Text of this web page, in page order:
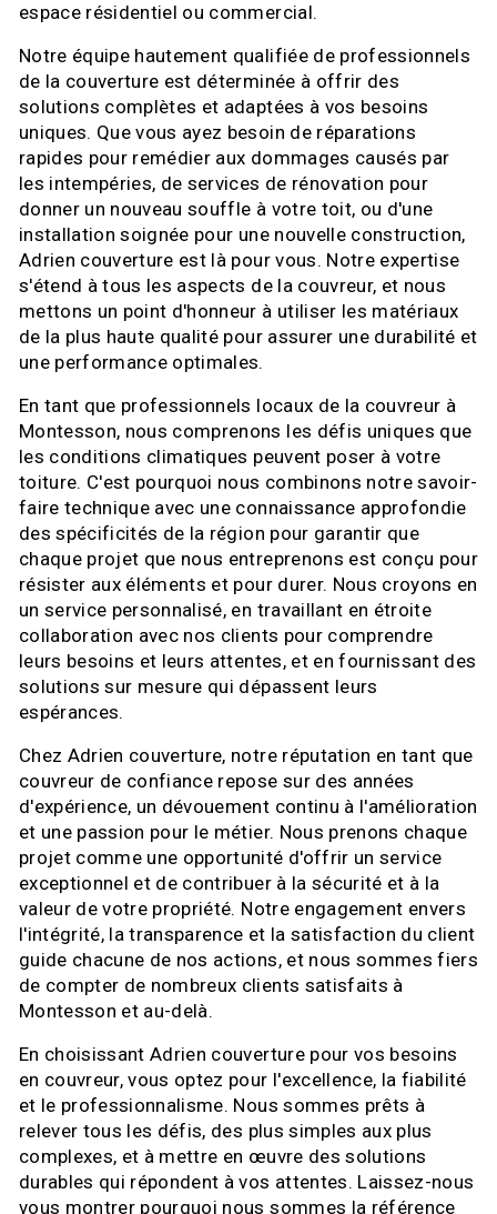
espace résidentiel ou commercial.
Notre équipe hautement qualifiée de professionnels
de la couverture est déterminée à offrir des
solutions complètes et adaptées à vos besoins
uniques. Que vous ayez besoin de réparations
rapides pour remédier aux dommages causés par
les intempéries, de services de rénovation pour
donner un nouveau souffle à votre toit, ou d'une
installation soignée pour une nouvelle construction,
Adrien couverture est là pour vous. Notre expertise
s'étend à tous les aspects de la couvreur, et nous
mettons un point d'honneur à utiliser les matériaux
de la plus haute qualité pour assurer une durabilité et
une performance optimales.
En tant que professionnels locaux de la couvreur à
Montesson, nous comprenons les défis uniques que
les conditions climatiques peuvent poser à votre
toiture. C'est pourquoi nous combinons notre savoir-
faire technique avec une connaissance approfondie
des spécificités de la région pour garantir que
chaque projet que nous entreprenons est conçu pour
résister aux éléments et pour durer. Nous croyons en
un service personnalisé, en travaillant en étroite
collaboration avec nos clients pour comprendre
leurs besoins et leurs attentes, et en fournissant des
solutions sur mesure qui dépassent leurs
espérances.
Chez Adrien couverture, notre réputation en tant que
couvreur de confiance repose sur des années
d'expérience, un dévouement continu à l'amélioration
et une passion pour le métier. Nous prenons chaque
projet comme une opportunité d'offrir un service
exceptionnel et de contribuer à la sécurité et à la
valeur de votre propriété. Notre engagement envers
l'intégrité, la transparence et la satisfaction du client
guide chacune de nos actions, et nous sommes fiers
de compter de nombreux clients satisfaits à
Montesson et au-delà.
En choisissant Adrien couverture pour vos besoins
en couvreur, vous optez pour l'excellence, la fiabilité
et le professionnalisme. Nous sommes prêts à
relever tous les défis, des plus simples aux plus
complexes, et à mettre en œuvre des solutions
durables qui répondent à vos attentes. Laissez-nous
vous montrer pourquoi nous sommes la référence